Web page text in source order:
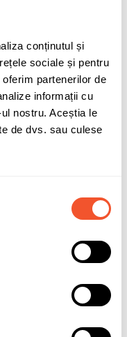
conținutul și
sociale și pentru
partenerilor de
informații cu
nostru. Aceștia le
de dvs. sau culese
acumulatori